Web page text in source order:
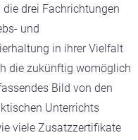
drei Fachrichtungen
und
in ihrer Vielfalt
die zukünftig womöglich
Bild von den
Unterrichts
viele Zusatzzertifikate